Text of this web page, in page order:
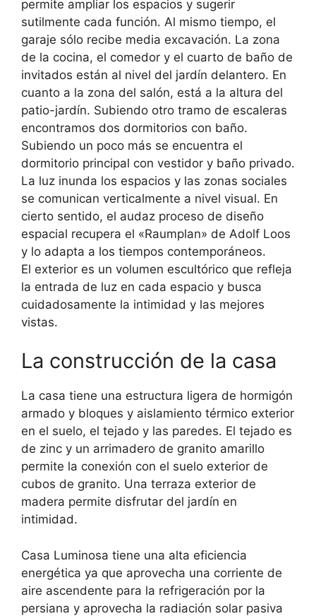
permite ampliar los espacios y sugerir
sutilmente cada función. Al mismo tiempo, el
garaje sólo recibe media excavación. La zona
de la cocina, el comedor y el cuarto de baño de
invitados están al nivel del jardín delantero. En
cuanto a la zona del salón, está a la altura del
patio-jardín. Subiendo otro tramo de escaleras
encontramos dos dormitorios con baño.
Subiendo un poco más se encuentra el
dormitorio principal con vestidor y baño privado.
La luz inunda los espacios y las zonas sociales
se comunican verticalmente a nivel visual. En
cierto sentido, el audaz proceso de diseño
espacial recupera el «Raumplan» de Adolf Loos
y lo adapta a los tiempos contemporáneos.
El exterior es un volumen escultórico que refleja
la entrada de luz en cada espacio y busca
cuidadosamente la intimidad y las mejores
vistas.
La construcción de la casa
La casa tiene una estructura ligera de hormigón
armado y bloques y aislamiento térmico exterior
en el suelo, el tejado y las paredes. El tejado es
de zinc y un arrimadero de granito amarillo
permite la conexión con el suelo exterior de
cubos de granito. Una terraza exterior de
madera permite disfrutar del jardín en
intimidad.
Casa Luminosa tiene una alta eficiencia
energética ya que aprovecha una corriente de
aire ascendente para la refrigeración por la
persiana y aprovecha la radiación solar pasiva